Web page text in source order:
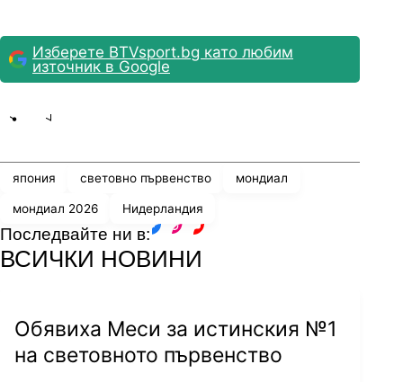
Изберете BTVsport.bg като любим
източник в Google
япония световно първенство мондиал
мондиал 2026 Нидерландия
Последвайте ни в:
ВСИЧКИ НОВИНИ
Обявиха Меси за истинския №1
на световното първенство